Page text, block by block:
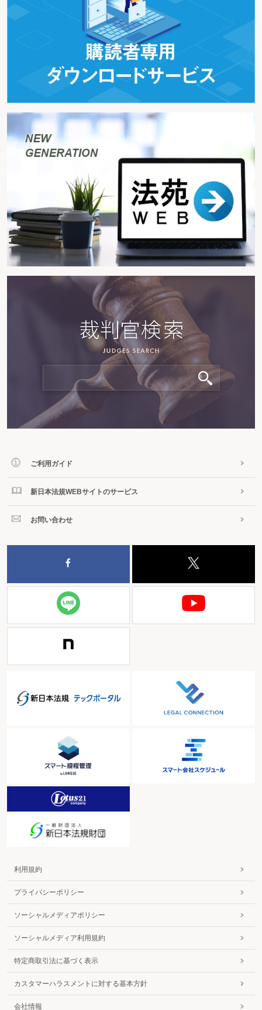
ご利用ガイド
新日本法規WEBサイトのサービス
お問い合わせ
利用規約
プライバシーポリシー
ソーシャルメディアポリシー
ソーシャルメディア利用規約
特定商取引法に基づく表示
カスタマーハラスメントに対する基本方針
会社情報